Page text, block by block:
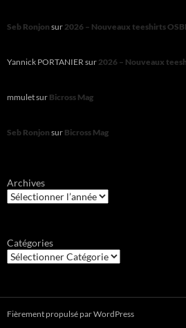
Seb Ronjon sur2026 – Nouveaux teeshirts
Yannick PORTANIERsur2026 – Nouveaux
mmuletsur Bicross Mag
Seb Ronjon sur Bicross Mag
Archives
Catégories
Fièrement propulsé par WordPress